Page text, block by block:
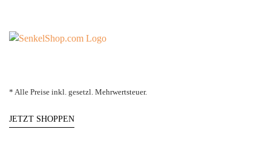
* Alle Preise inkl. gesetzl. Mehrwertsteuer.
JETZT SHOPPEN